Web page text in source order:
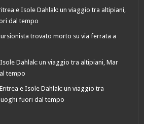
e Isole Dahlak: un viaggio tra altipiani,
dal tempo
trovato morto su via ferrata a
Dahlak: un viaggio tra altipiani, Mar
tempo
Eritrea e Isole Dahlak: un viaggio tra
fuori dal tempo